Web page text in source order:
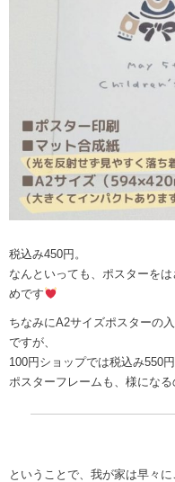
税込み450円。
なんといっても、ポスターを
めです
ちなみにA2サイズポスターの
ですが、
100円ショップでは税込み550
ポスターフレームも、様にな
ということで、我が家は早々